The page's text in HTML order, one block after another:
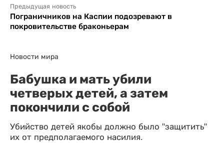
Предыдущая новость
Пограничников на Каспии подозревают в
покровительстве браконьерам
Новости мира
Бабушка и мать убили
четверых детей, а затем
покончили с собой
Убийство детей якобы должно было "защитить"
их от предполагаемого насилия.